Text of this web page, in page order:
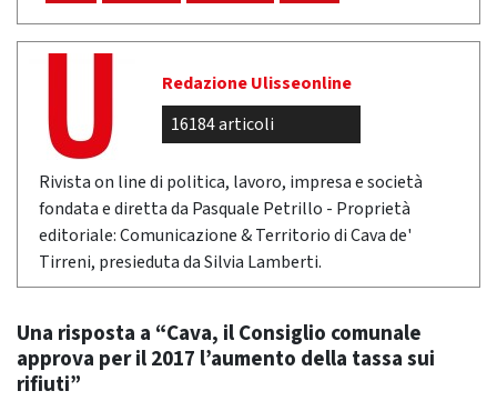
Redazione Ulisseonline
16184 articoli
Rivista on line di politica, lavoro, impresa e società
fondata e diretta da Pasquale Petrillo - Proprietà
editoriale: Comunicazione & Territorio di Cava de'
Tirreni, presieduta da Silvia Lamberti.
Una risposta a “Cava, il Consiglio comunale
approva per il 2017 l’aumento della tassa sui
rifiuti”